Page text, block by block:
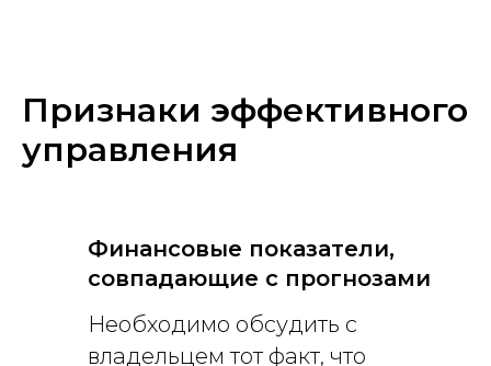
Признаки эффективного
управления
Финансовые показатели,
совпадающие с прогнозами
Необходимо обсудить с
владельцем тот факт, что